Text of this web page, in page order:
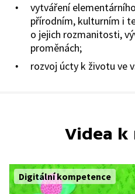
vytváření
přírodním, kulturním i
o jejich rozmanitosti,
proměnách;
rozvoj úcty k životu ve
Videa k
Digitální kompetence